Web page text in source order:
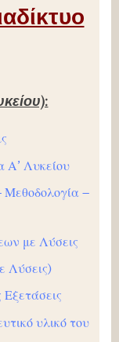
Α’ Λυκείου
Μεθοδολογία –
με Λύσεις
Λύσεις)
υλικό του